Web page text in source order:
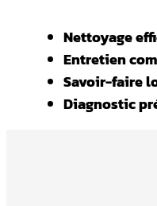
Nettoyage
Entretien
Savoir-faire
Diagnostic